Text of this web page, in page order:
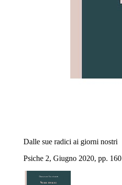
Dalle sue radici ai giorni nostri
Psiche 2, Giugno 2020, pp. 160